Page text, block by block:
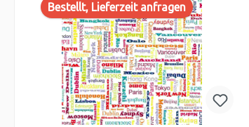
Bestellt, Lieferzeit anfragen